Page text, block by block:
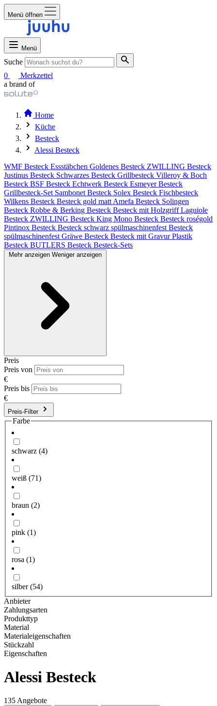
Menü öffnen
Menü
Suche
0
Merkzettel
a brand of
Home
Küche
Besteck
Alessi Besteck
WMF Besteck Essstäbchen Goldenes Besteck ZWILLING Besteck
Justinus Besteck Schwarzes Besteck Grillbesteck Villeroy & Boch
Besteck BSF Besteck Echtwerk Besteck Esmeyer Besteck
Grillbesteck-Set Sambonet Besteck Solex Besteck Fischbesteck
Wilkens Besteck Besteck gold matt Amefa Besteck Solingen
Besteck Robbe & Berking Besteck Besteck mit HolzgriffLaguiole
Besteck ZWILLING Besteck King Mono Besteck Besteck roségold
Pintinox Besteck Besteck schwarz spülmaschinenfest Besteck
spülmaschinenfest Gräwe Besteck Besteck mit GravurPlastik
Besteck BUTLERS Besteck Besteck-Sets
Mehr anzeigen Weniger anzeigen
Preis
Preis von
€
Preis bis
€
Preis-Filter
Farbe
schwarz (4)
weiß (71)
braun (2)
pink (1)
rosa (1)
silber(54)
Anbieter
Zahlungsarten
Produkttyp
Material
Materialeigenschaften
Stückzahl
Eigenschaften
Alessi Besteck
135 Angebote